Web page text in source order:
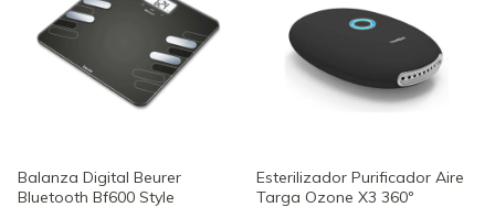
Balanza Digital Beurer
Bluetooth Bf600 Style
Esterilizador Purificador Aire
Targa Ozone X3 360º